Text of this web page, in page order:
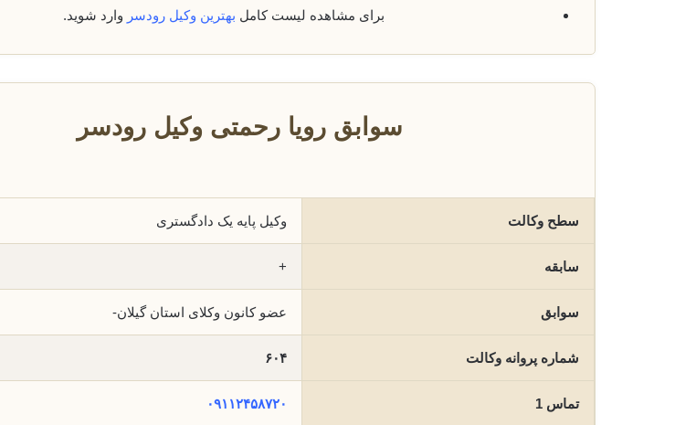
برای مشاهده لیست کامل بهترین وکیل رودسر وارد شوید.
سوابق رویا رحمتی وکیل رودسر
سطح وکالت وکیل پایه یک دادگستری
سابقه +
سوابق عضو کانون وکلای استان گیلان-
شماره پروانه وکالت ۶۰۴
تماس 1 ۰۹۱۱۲۴۵۸۷۲۰